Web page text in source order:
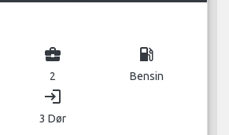
business_center
2
local_gas_station
Bensin
login
3 Dør